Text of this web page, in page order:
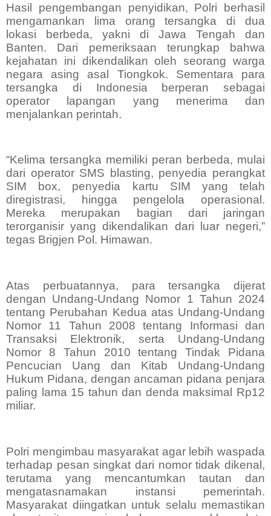
Hasil pengembangan penyidikan, Polri berhasil
mengamankan lima orang tersangka di dua
lokasi berbeda, yakni di Jawa Tengah dan
Banten. Dari pemeriksaan terungkap bahwa
kejahatan ini dikendalikan oleh seorang warga
negara asing asal Tiongkok. Sementara para
tersangka di Indonesia berperan sebagai
operator lapangan yang menerima dan
menjalankan perintah.
“Kelima tersangka memiliki peran berbeda, mulai
dari operator SMS blasting, penyedia perangkat
SIM box, penyedia kartu SIM yang telah
diregistrasi, hingga pengelola operasional.
Mereka merupakan bagian dari jaringan
terorganisir yang dikendalikan dari luar negeri,”
tegas Brigjen Pol. Himawan.
Atas perbuatannya, para tersangka dijerat
dengan Undang-Undang Nomor 1 Tahun 2024
tentang Perubahan Kedua atas Undang-Undang
Nomor 11 Tahun 2008 tentang Informasi dan
Transaksi Elektronik, serta Undang-Undang
Nomor 8 Tahun 2010 tentang Tindak Pidana
Pencucian Uang dan Kitab Undang-Undang
Hukum Pidana, dengan ancaman pidana penjara
paling lama 15 tahun dan denda maksimal Rp12
miliar.
Polri mengimbau masyarakat agar lebih waspada
terhadap pesan singkat dari nomor tidak dikenal,
terutama yang mencantumkan tautan dan
mengatasnamakan instansi pemerintah.
Masyarakat diingatkan untuk selalu memastikan